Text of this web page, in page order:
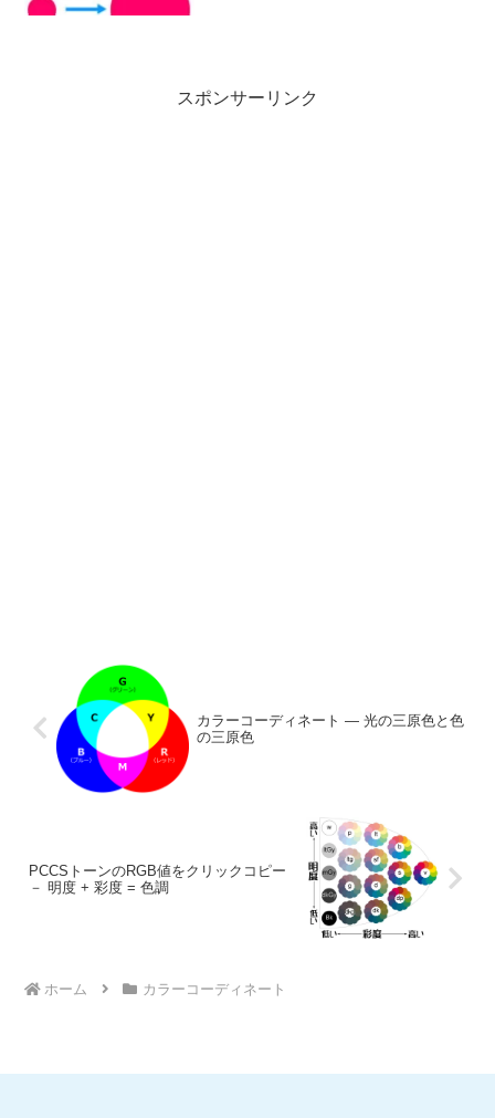
スポンサーリンク
カラーコーディネート ― 光の三原色と色
の三原色
PCCSトーンのRGB値をクリックコピー
－ 明度 + 彩度 = 色調
ホーム カラーコーディネート